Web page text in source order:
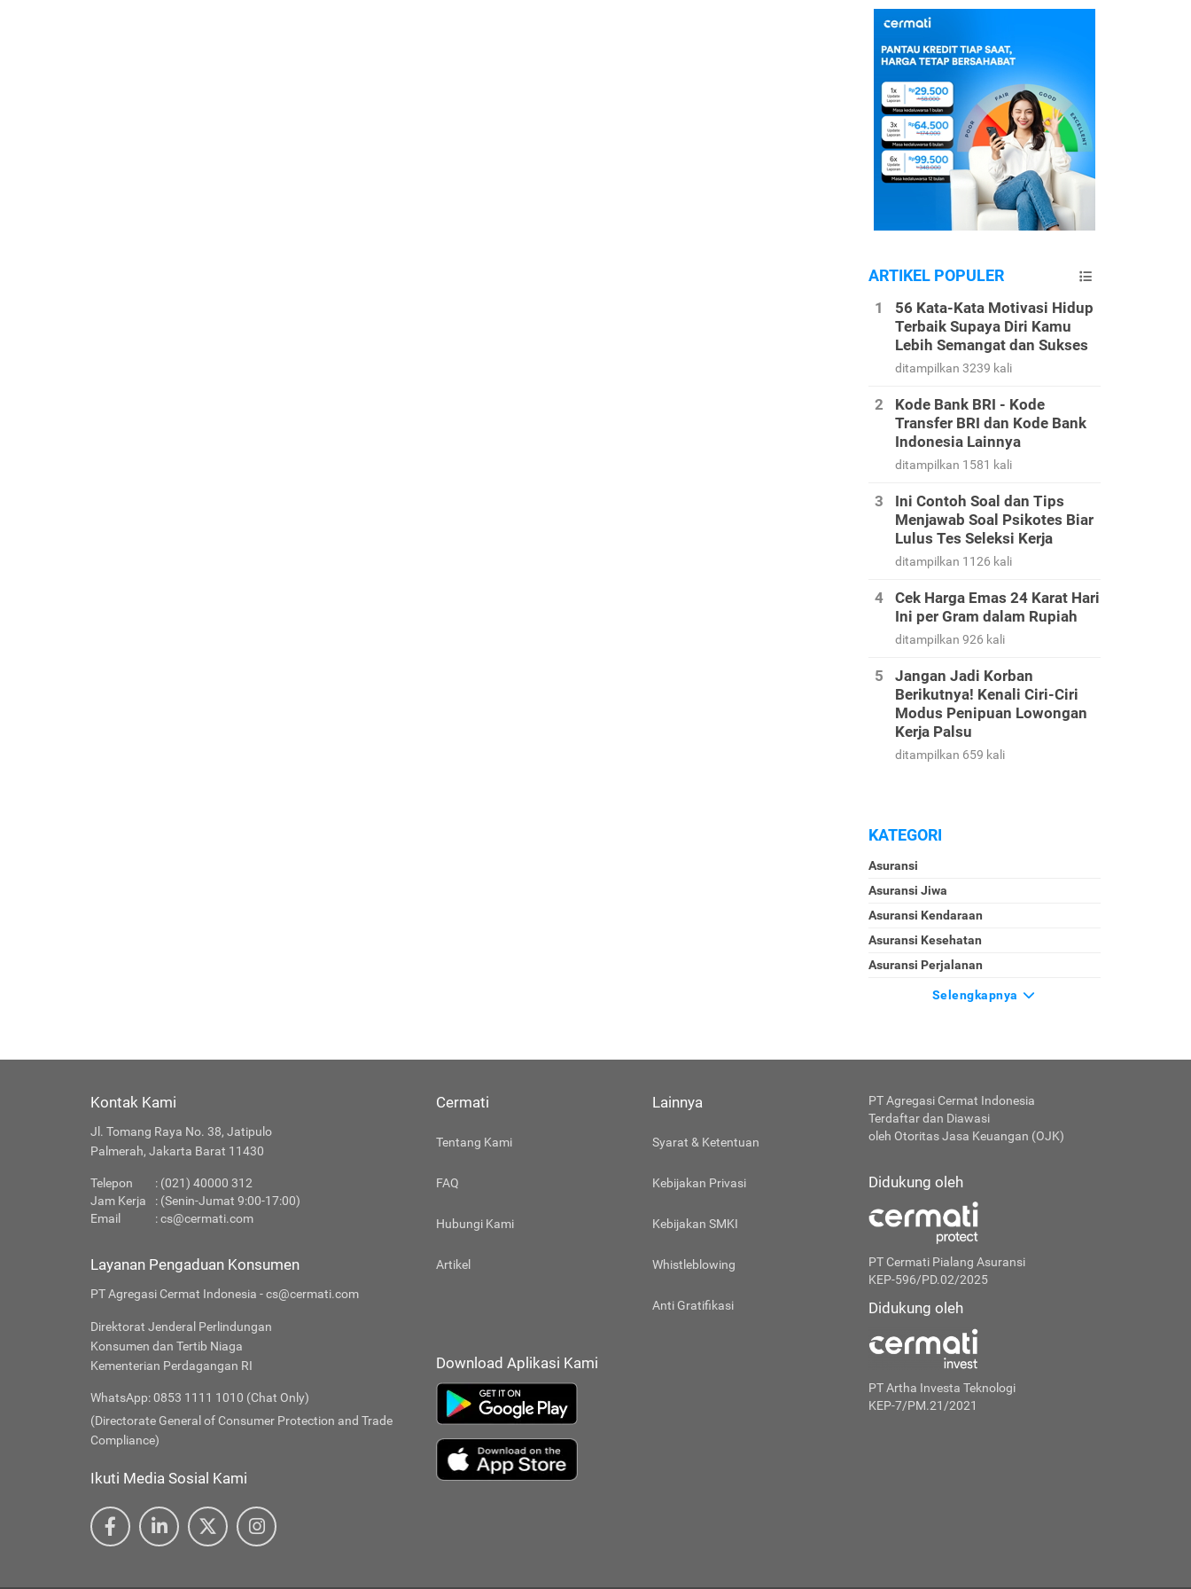
ARTIKEL POPULER
56 Kata-Kata Motivasi Hidup
Terbaik Supaya Diri Kamu
Lebih Semangat dan Sukses
ditampilkan 3239 kali
Kode Bank BRI - Kode
Transfer BRI dan Kode Bank
Indonesia Lainnya
ditampilkan 1581 kali
Ini Contoh Soal dan Tips
Menjawab Soal Psikotes Biar
Lulus Tes Seleksi Kerja
ditampilkan 1126 kali
Cek Harga Emas 24 Karat Hari
Ini per Gram dalam Rupiah
ditampilkan 926 kali
Jangan Jadi Korban
Berikutnya! Kenali Ciri-Ciri
Modus Penipuan Lowongan
Kerja Palsu
ditampilkan 659 kali
KATEGORI
Asuransi
Asuransi Jiwa
Asuransi Kendaraan
Asuransi Kesehatan
Asuransi Perjalanan
Selengkapnya
Kontak Kami
Jl. Tomang Raya No. 38, Jatipulo
Palmerah, Jakarta Barat 11430
Telepon
: (021) 40000 312
Jam Kerja
: (Senin-Jumat 9:00-17:00)
Email
:cs@cermati.com
Layanan Pengaduan Konsumen
PT Agregasi Cermat Indonesia - cs@cermati.com
Direktorat Jenderal Perlindungan
Konsumen dan Tertib Niaga
Kementerian Perdagangan RI
WhatsApp: 0853 1111 1010 (Chat Only)
(Directorate General of Consumer Protection and Trade
Compliance)
Ikuti Media Sosial Kami
Cermati
Tentang Kami
FAQ
Hubungi Kami
Artikel
Lainnya
Syarat & Ketentuan
Kebijakan Privasi
Kebijakan SMKI
Whistleblowing
Anti Gratifikasi
Download Aplikasi Kami
PT Agregasi Cermat Indonesia
Terdaftar dan Diawasi
oleh Otoritas Jasa Keuangan (OJK)
Didukung oleh
PT Cermati Pialang Asuransi
KEP-596/PD.02/2025
Didukung oleh
PT Artha Investa Teknologi
KEP-7/PM.21/2021